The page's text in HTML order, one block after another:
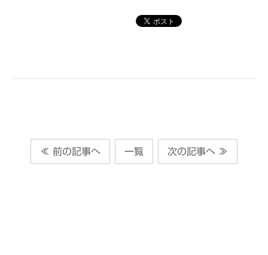
≪ 前の記事へ 一覧 次の記事へ ≫